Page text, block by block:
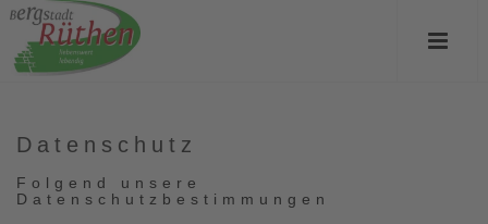
Datenschutz
Folgend unsere
Datenschutzbestimmungen